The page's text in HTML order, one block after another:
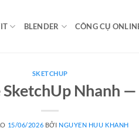
BLENDER CÔNG CỤ
SKETCHUP
Nhanh
15/06/2026 BỞI NGUYEN HUU KHANH